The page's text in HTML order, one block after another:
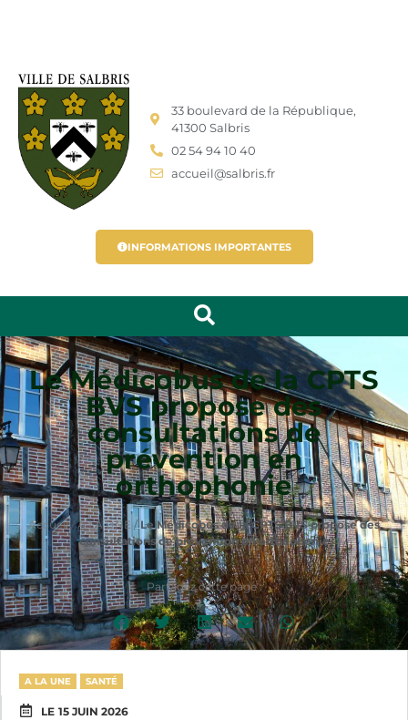
33 boulevard de la République,
41300 Salbris
02 54 94 10 40
accueil@salbris.fr
INFORMATIONS IMPORTANTES
Le Médicobus de la CPTS
BVS propose des
consultations de
prévention en
orthophonie
Accueil/A LA UNE / Le Médicobus de la CPTS BVS propose des
consultations de prévention en orthophonie
Partagez cette page :
A LA UNE SANTÉ
LE 15 JUIN 2026